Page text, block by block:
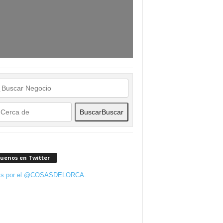
BuscarBuscar
en Twitter
por el @COSASDELORCA.